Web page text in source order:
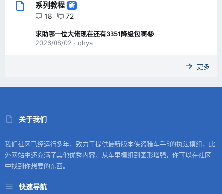
系列教程 新
18 72
更多
求助哪一位大佬现在还有3351降级包啊😭
2026/08/02
qhya
关于我们
我们社区已经运行多年，致力于提供最新版本侠盗猎车手5的执法模组，此
外网站中还充满了其他优秀内容，从车里模组到图形增强，你可以在社区
中找到你想要的东西。
快速导航